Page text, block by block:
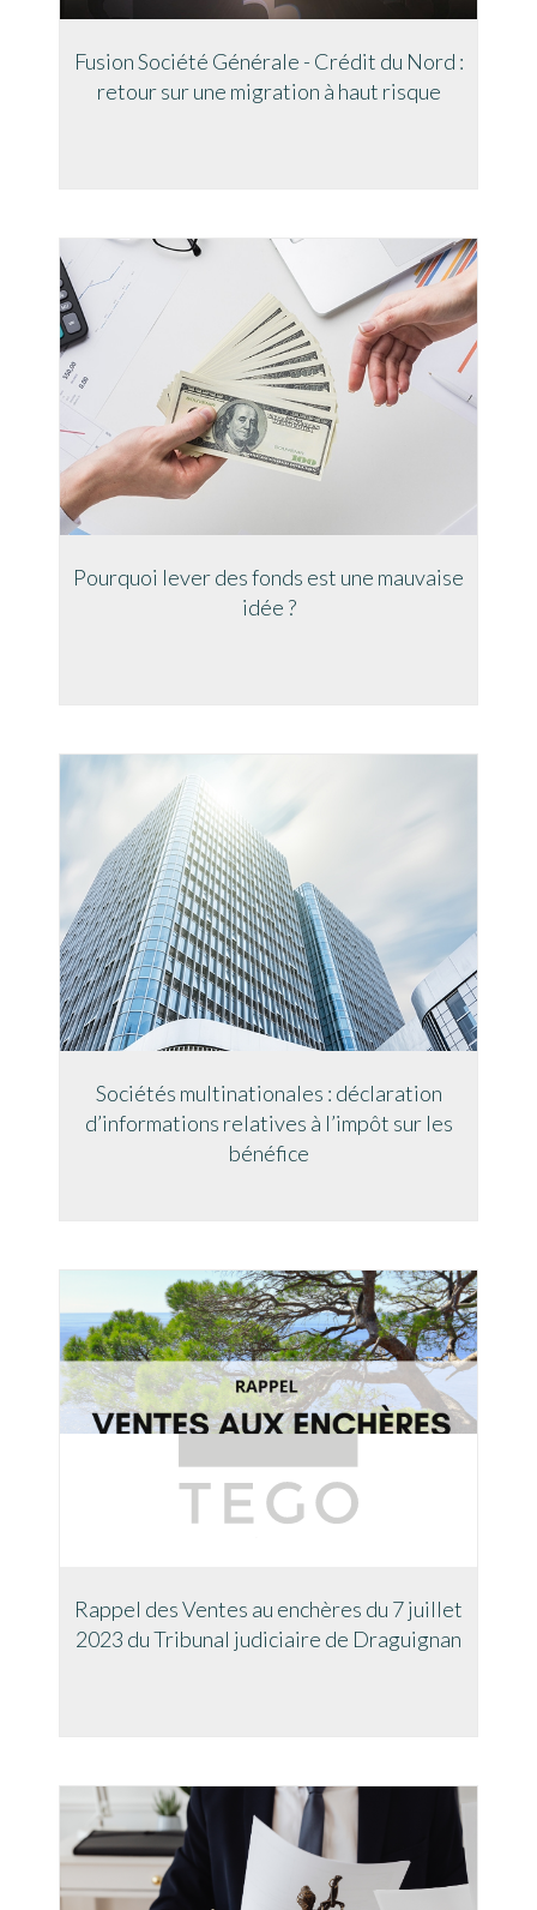
Fusion Société Générale - Crédit du Nord :
retour sur une migration à haut risque
Pourquoi lever des fonds est une mauvaise
idée ?
Sociétés multinationales : déclaration
d’informations relatives à l’impôt sur les
bénéfice
Rappel des Ventes au enchères du 7 juillet
2023 du Tribunal judiciaire de Draguignan